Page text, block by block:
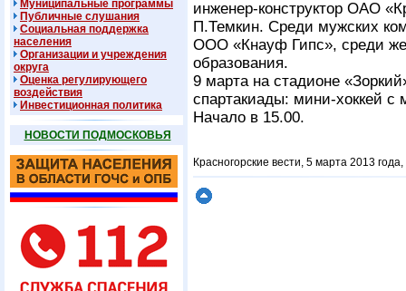
Муниципальные программы
Публичные слушания
Социальная поддержка
населения
Организации и учреждения
округа
Оценка регулирующего
воздействия
Инвестиционная политика
НОВОСТИ ПОДМОСКОВЬЯ
инженер-конструктор ОАО
П.Темкин. Среди мужских
ООО «Кнауф Гипс», среди
образования.
9 марта на стадионе
спартакиады: мини-хоккей с
Начало в 15.00.
Красногорские вести, 5 марта 2013